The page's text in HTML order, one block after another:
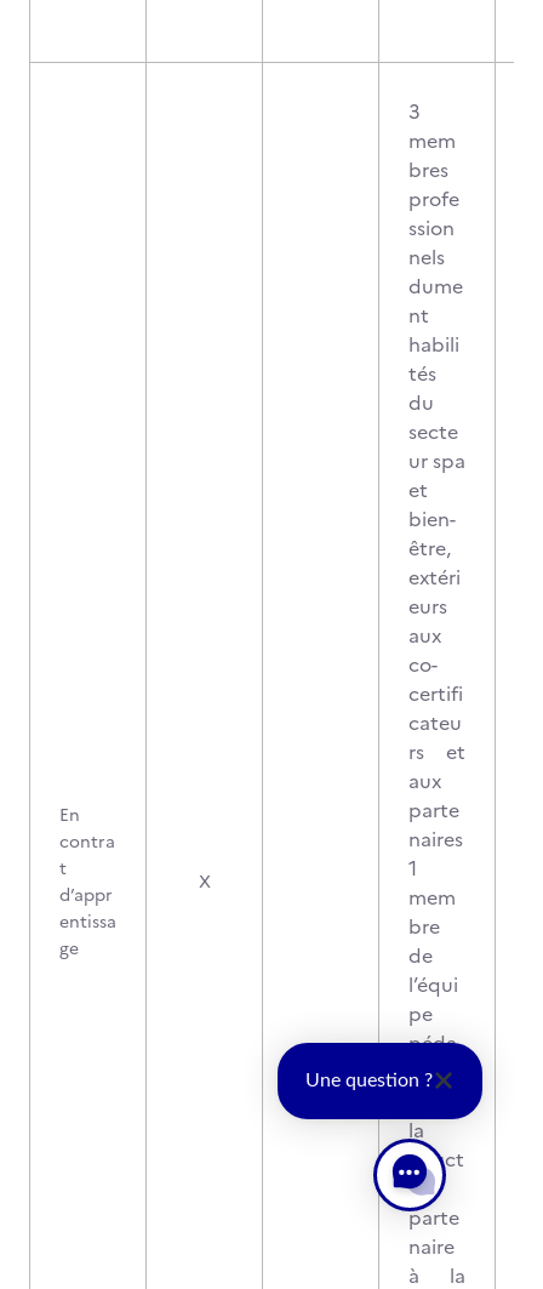
En
contra
t
d’appr
entissa
ge
X
3
mem
bres
profe
ssion
nels
dume
nt
habili
tés
du
secte
ur spa
et
bien-
être,
extéri
eurs
aux
co-
certifi
cateu
rs et
aux
parte
naires
1
mem
bre
de
l’équi
pe
péda
gogiq
la
struct
ure
parte
naire
à la
Une question ?